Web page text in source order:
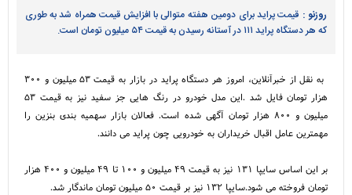
روزنو : قیمت پراید برای دومین هفته متوالی با افزایش قیمت همراه شد به طوری
که هر دستگاه پراید ۱۱۱ در آستانه رسیدن به قیمت ۵۴ میلیون تومان است.
به نقل از خبرآنلاین، امروز هر دستگاه پراید در بازار به قیمت ۵۳ میلیون و ۳۰۰
هزار تومان فایل شد .این مدل خودرو در رنگ هایی جز سفید نیز به قیمت ۵۳
میلیون و ۸۰۰ هزار تومان آگهی شده است. فعالان بازار سهمیه بندی بنزین را
مهمترین عامل اقبال خریداران به خودرویی چون پراید می دانند.
بر این اساس سایپا ۱۳۱ نیز به قیمت ۴۹ میلیون و ۱۰۰ تا ۴۹ میلیون و ۴۰۰ هزار
تومان فروخته می شود.سایپا ۱۳۲ نیز بر قیمت ۵۰ میلیون تومان ماندگار شد.